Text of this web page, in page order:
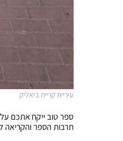
עיריית קריית ביאליק
ספר טוב ייקח אתכם על
תרבות הספר והקריאה